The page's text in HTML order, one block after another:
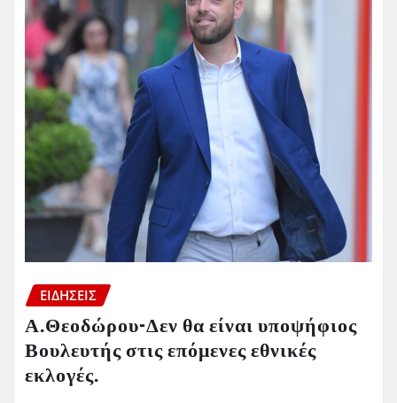
ΕΙΔΗΣΕΙΣ
Α.Θεοδώρου-Δεν θα είναι υποψήφιος
Βουλευτής στις επόμενες εθνικές
εκλογές.